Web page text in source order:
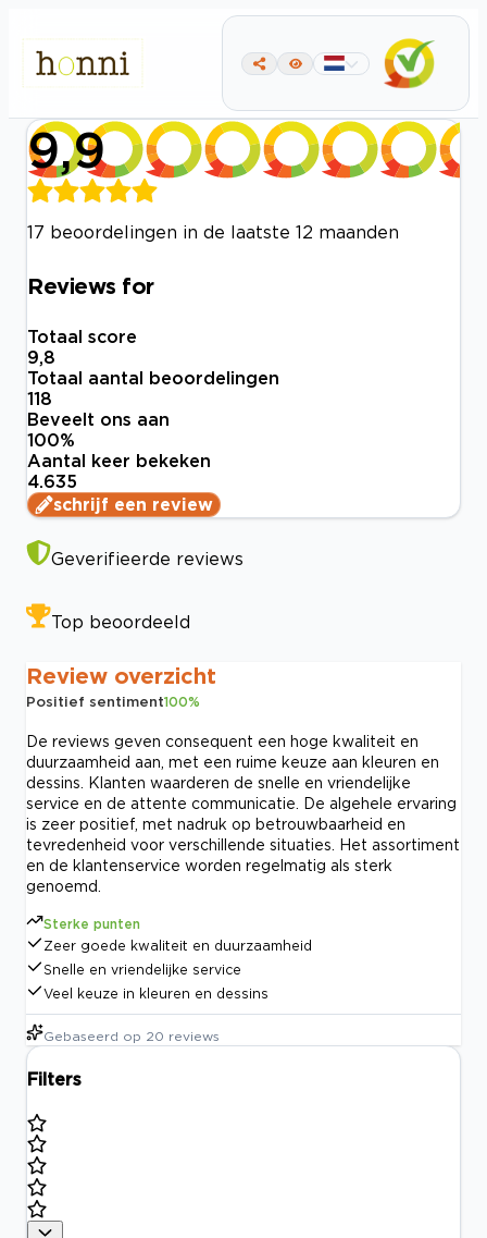
9,9
17 beoordelingen in de laatste 12 maanden
Reviews for
Totaal score
9,8
Totaal aantal beoordelingen
118
Beveelt ons aan
100%
Aantal keer bekeken
4.635
schrijf een review
Geverifieerde reviews
Top beoordeeld
Review overzicht
Positief sentiment100%
De reviews geven consequent een hoge kwaliteit en
duurzaamheid aan, met een ruime keuze aan kleuren en
dessins. Klanten waarderen de snelle en vriendelijke
service en de attente communicatie. De algehele ervaring
is zeer positief, met nadruk op betrouwbaarheid en
tevredenheid voor verschillende situaties. Het assortiment
en de klantenservice worden regelmatig als sterk
genoemd.
Sterke punten
Zeer goede kwaliteit en duurzaamheid
Snelle en vriendelijke service
Veel keuze in kleuren en dessins
Gebaseerd op 20 reviews
Filters